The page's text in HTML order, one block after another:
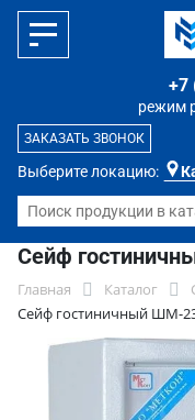
Выберите локацию:
режим
+7
ЗАКАЗАТЬ ЗВОНОК
Сейф
Главная Каталог
Сейф гостиничный ШМ-